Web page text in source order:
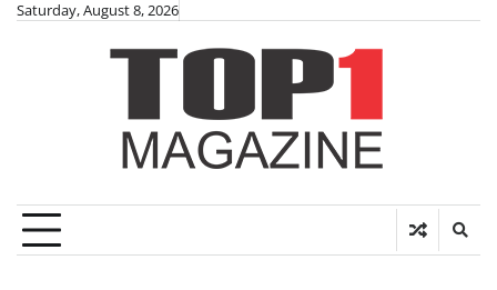
SkipSaturday, August 8, 2026